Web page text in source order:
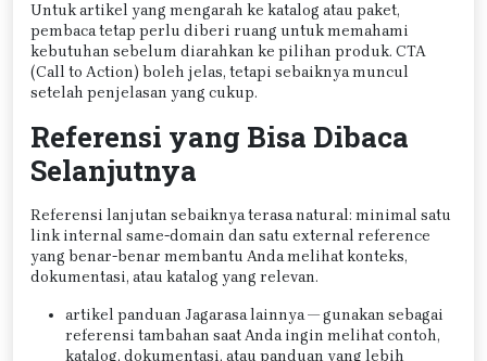
Untuk artikel yang mengarah ke katalog atau paket,
pembaca tetap perlu diberi ruang untuk memahami
kebutuhan sebelum diarahkan ke pilihan produk. CTA
(Call to Action) boleh jelas, tetapi sebaiknya muncul
setelah penjelasan yang cukup.
Referensi yang Bisa Dibaca
Selanjutnya
Referensi lanjutan sebaiknya terasa natural: minimal satu
link internal same-domain dan satu external reference
yang benar-benar membantu Anda melihat konteks,
dokumentasi, atau katalog yang relevan.
artikel panduan Jagarasa lainnya — gunakan sebagai
referensi tambahan saat Anda ingin melihat contoh,
katalog, dokumentasi, atau panduan yang lebih